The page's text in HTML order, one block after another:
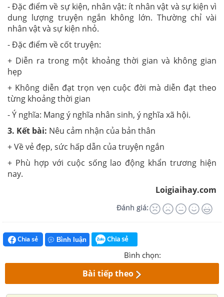
- Đặc điểm về sự kiện, nhân vật: ít nhân vật và sự kiện vì
dung lượng truyện ngắn không lớn. Thường chỉ vài
nhân vật và sự kiện nhỏ.
- Đặc điểm về cốt truyện:
+ Diễn ra trong một khoảng thời gian và không gian
hẹp
+ Không diễn đạt trọn vẹn cuộc đời mà diễn đạt theo
từng khoảng thời gian
- Ý nghĩa: Mang ý nghĩa nhân sinh, ý nghĩa xã hội.
3. Kết bài: Nêu cảm nhận của bản thân
+ Về vẻ đẹp, sức hấp dẫn của truyện ngắn
+ Phù hợp với cuộc sống lao động khẩn trương hiện
nay.
Loigiaihay.com
Đánh giá:
Chia sẻ Bình luận Chia sẻ
Bình chọn:
Bài tiếp theo